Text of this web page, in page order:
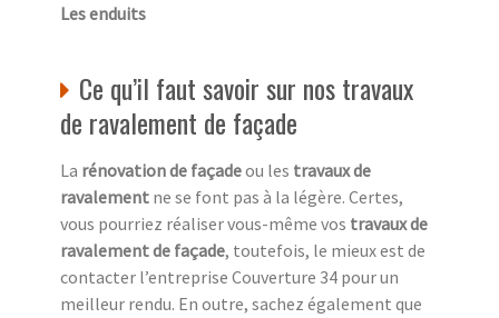
Les enduits
Ce qu’il faut savoir sur nos travaux
de ravalement de façade
La rénovation de façadeou les travaux de
ravalement ne se font pas à la légère. Certes,
vous pourriez réaliser vous-même vos travaux de
ravalement de façade, toutefois, le mieux est de
contacter l’entreprise Couverture 34 pour un
meilleur rendu. En outre, sachez également que